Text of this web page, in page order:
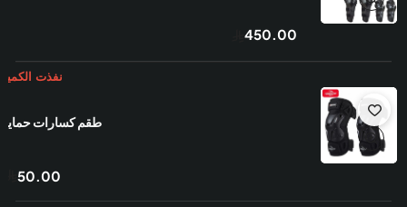
450.00
طقم كسارات حمايه
50.00